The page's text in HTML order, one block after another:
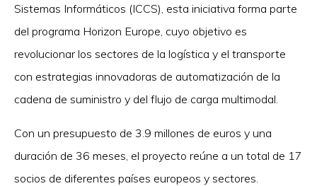
Sistemas Informáticos (ICCS), esta iniciativa forma parte
del programa Horizon Europe, cuyo objetivo es
revolucionar los sectores de la logística y el transporte
con estrategias innovadoras de automatización de la
cadena de suministro y del flujo de carga multimodal.
Con un presupuesto de 3.9 millones de euros y una
duración de 36 meses, el proyecto reúne a un total de 17
socios de diferentes países europeos y sectores.